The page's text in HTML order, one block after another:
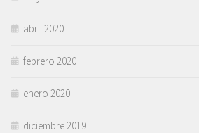
abril 2020
febrero 2020
enero 2020
diciembre 2019